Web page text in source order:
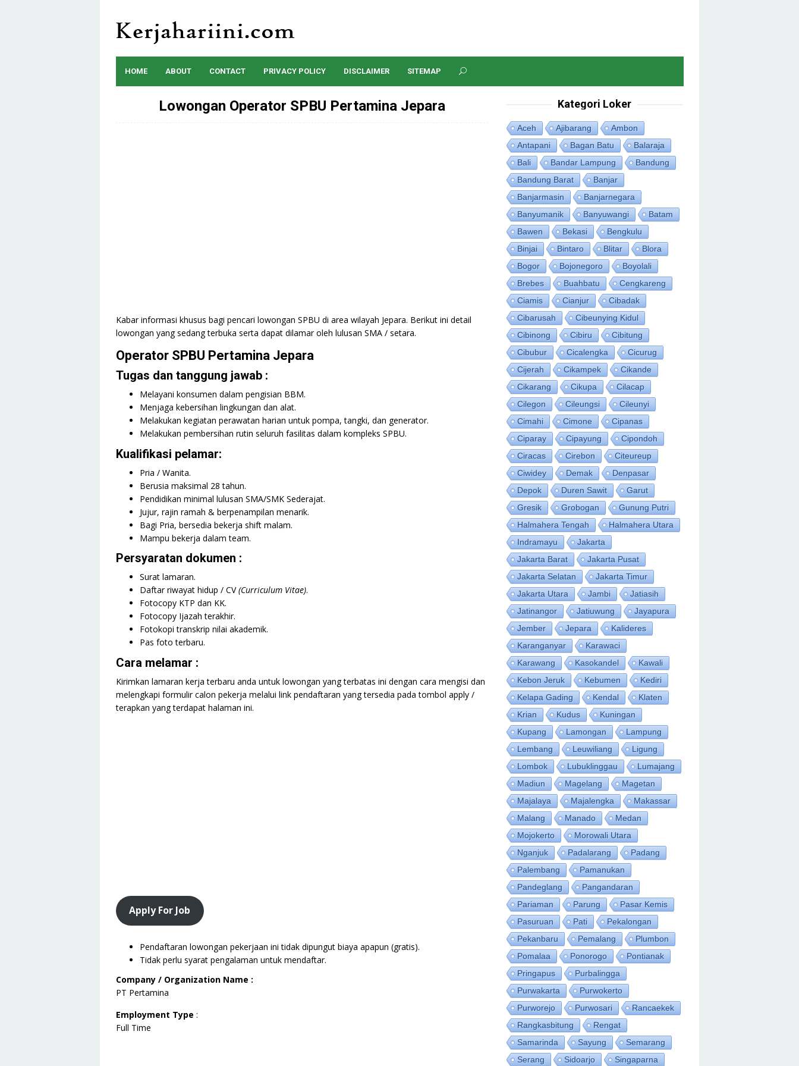
content
HOME ABOUT CONTACT PRIVACY POLICY DISCLAIMER SITEMAP
Lowongan Operator SPBU Pertamina Jepara
Kabar informasi khusus bagi pencari lowongan SPBU di area wilayah Jepara. Berikut ini detail
lowongan yang sedang terbuka serta dapat dilamar oleh lulusan SMA / setara.
Operator SPBU Pertamina Jepara
Tugas dan tanggung jawab :
Melayani konsumen dalam pengisian BBM.
Menjaga kebersihan lingkungan dan alat.
Melakukan kegiatan perawatan harian untuk pompa, tangki, dan generator.
Melakukan pembersihan rutin seluruh fasilitas dalam kompleks SPBU.
Kualifikasi pelamar:
Pria / Wanita.
Berusia maksimal 28 tahun.
Pendidikan minimal lulusan SMA/SMK Sederajat.
Jujur, rajin ramah & berpenampilan menarik.
Bagi Pria, bersedia bekerja shift malam.
Mampu bekerja dalam team.
Persyaratan dokumen :
Surat lamaran.
Daftar riwayat hidup / CV(Curriculum Vitae).
Fotocopy KTP dan KK.
Fotocopy Ijazah terakhir.
Fotokopi transkrip nilai akademik.
Pas foto terbaru.
Cara melamar :
Kirimkan lamaran kerja terbaru anda untuk lowongan yang terbatas ini dengan cara mengisi dan
melengkapi formulir calon pekerja melalui link pendaftaran yang tersedia pada tombol apply /
terapkan yang terdapat halaman ini.
Apply For Job
Pendaftaran lowongan pekerjaan ini tidak dipungut biaya apapun (gratis).
Tidak perlu syarat pengalaman untuk mendaftar.
Company / Organization Name :
PT Pertamina
Employment Type :
Full Time
Kategori Loker
Aceh Ajibarang
Ambon
Antapani
Bagan Batu
Balaraja
Bali
Bandar Lampung
Bandung
Bandung Barat
Banjar
Banjarmasin
Banjarnegara
Banyumanik
Banyuwangi
Batam
Bawen
Bekasi
Bengkulu
Binjai
Bintaro Blitar
Blora
Bogor
Bojonegoro
Boyolali
Brebes
Buahbatu
Cengkareng
Ciamis
Cianjur
Cibadak
Cibarusah
Cibeunying Kidul
Cibinong
Cibiru
Cibitung
Cibubur
Cicalengka
Cicurug
Cijerah
Cikampek
Cikande
Cikarang
Cikupa
Cilacap
Cilegon
Cileungsi
Cileunyi
Cimahi
Cimone
Cipanas
Ciparay
Cipayung
Cipondoh
Ciracas
Cirebon
Citeureup
Ciwidey
Demak
Denpasar
Depok
Duren Sawit
Garut
Gresik
Grobogan
Gunung Putri
Halmahera Tengah
Halmahera Utara
Indramayu
Jakarta
Jakarta Barat
Jakarta Pusat
Jakarta Selatan
Jakarta Timur
Jakarta Utara
Jambi
Jatiasih
Jatinangor
Jatiuwung
Jayapura
Jember
Jepara
Kalideres
Karanganyar
Karawaci
Karawang
Kasokandel
Kawali
Kebon Jeruk
Kebumen
Kediri
Kelapa Gading
Kendal
Klaten
Krian
Kudus
Kuningan
Kupang
Lamongan
Lampung
Lembang
Leuwiliang
Ligung
Lombok
Lubuklinggau
Lumajang
Madiun
Magelang
Magetan
Majalaya
Majalengka
Makassar
Malang
Manado
Medan
Mojokerto
Morowali Utara
Nganjuk
Padalarang
Padang
Palembang
Pamanukan
Pandeglang
Pangandaran
Pariaman
Parung
Pasar Kemis
Pasuruan
Pati
Pekalongan
Pekanbaru
Pemalang
Plumbon
Pomalaa
Ponorogo
Pontianak
Pringapus
Purbalingga
Purwakarta
Purwokerto
Purworejo
Purwosari
Rancaekek
Rangkasbitung
Rengat
Samarinda
Sayung
Semarang
Serang
Sidoarjo
Singaparna